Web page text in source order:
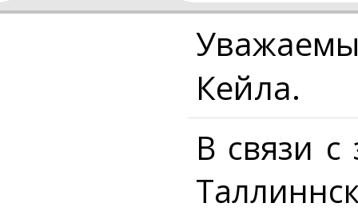
Кейла.
В связи с